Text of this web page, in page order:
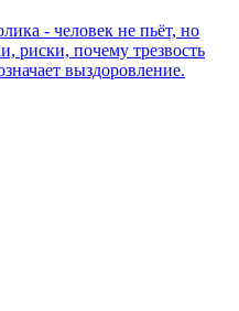
- человек не пьёт, но
риски, почему трезвость
выздоровление.